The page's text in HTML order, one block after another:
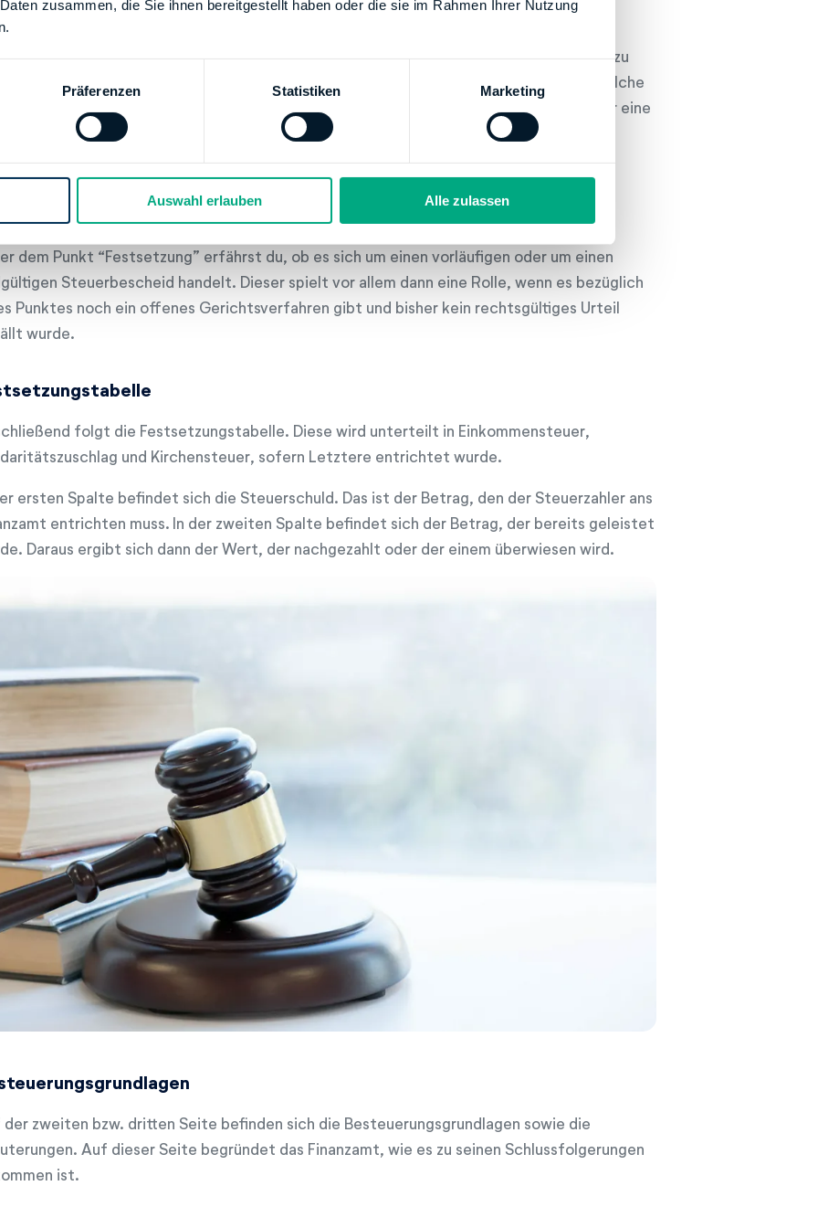
zusammen, die Sie ihnen bereitgestellt haben oder die sie im Rahmen Ihrer Nutzung
Präferenzen Statistiken Marketing
Auswahl erlauben Alle zulassen
Konto überwiesen werden kann.
Abschnitt, den “Erläuterungen”, wird erklärt bzw. begründet, wie das Finanzamt zu
Entscheidung gekommen ist. Hier findet der Steuerzahler Informationen darüber, welche
Ansätze oder Pauschbeträge nicht anerkannt wurden und warum. Zudem ist hier eine
festgehalten, die darüber informiert, wann und wie gegen den
Einspruch eingelegt werden kann.
dem Punkt “Festsetzung” erfährst du, ob es sich um einen vorläufigen oder um einen
Steuerbescheid handelt. Dieser spielt vor allem dann eine Rolle, wenn es bezüglich
Punktes noch ein offenes Gerichtsverfahren gibt und bisher kein rechtsgültiges Urteil
wurde.
folgt die Festsetzungstabelle. Diese wird unterteilt in Einkommensteuer,
und Kirchensteuer, sofern Letztere entrichtet wurde.
ersten Spalte befindet sich die Steuerschuld. Das ist der Betrag, den der Steuerzahler ans
entrichten muss. In der zweiten Spalte befindet sich der Betrag, der bereits geleistet
Daraus ergibt sich dann der Wert, der nachgezahlt oder der einem überwiesen wird.
zweiten bzw. dritten Seite befinden sich die Besteuerungsgrundlagen sowie die
Auf dieser Seite begründet das Finanzamt, wie es zu seinen Schlussfolgerungen
ist.